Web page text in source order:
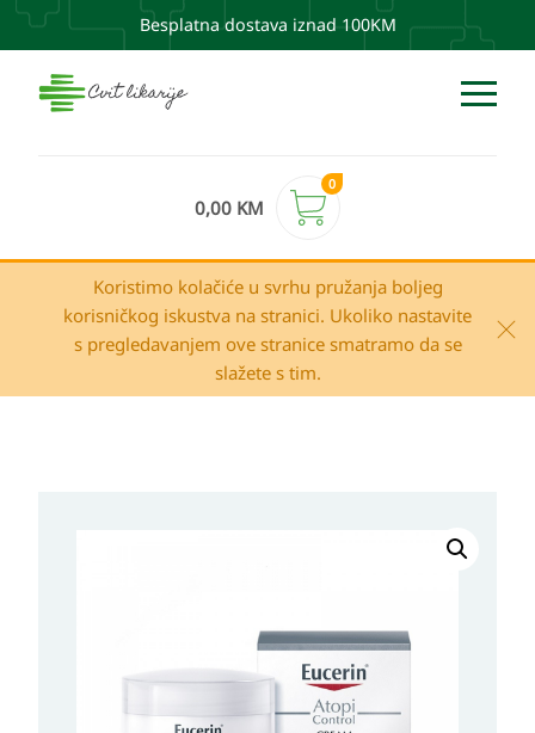
Besplatna dostava iznad 100KM
0,00 KM
0
Koristimo kolačiće u svrhu pružanja boljeg
korisničkog iskustva na stranici. Ukoliko nastavite
s pregledavanjem ove stranice smatramo da se
slažete s tim.